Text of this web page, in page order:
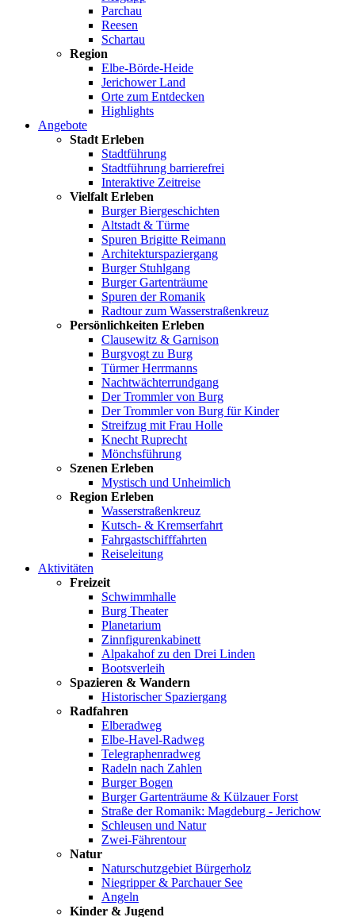
Parchau
Reesen
Schartau
Region
Elbe-Börde-Heide
Jerichower Land
Orte zum Entdecken
Highlights
Angebote
Stadt Erleben
Stadtführung
Stadtführung barrierefrei
Interaktive Zeitreise
Vielfalt Erleben
Burger Biergeschichten
Altstadt & Türme
Spuren Brigitte Reimann
Architekturspaziergang
Burger Stuhlgang
Burger Gartenträume
Spuren der Romanik
Radtour zum Wasserstraßenkreuz
Persönlichkeiten Erleben
Clausewitz & Garnison
Burgvogt zu Burg
Türmer Herrmanns
Nachtwächterrundgang
Der Trommler von Burg
Der Trommler von Burg für Kinder
Streifzug mit Frau Holle
Knecht Ruprecht
Mönchsführung
Szenen Erleben
Mystisch und Unheimlich
Region Erleben
Wasserstraßenkreuz
Kutsch- & Kremserfahrt
Fahrgastschifffahrten
Reiseleitung
Aktivitäten
Freizeit
Schwimmhalle
Burg Theater
Planetarium
Zinnfigurenkabinett
Alpakahof zu den Drei Linden
Bootsverleih
Spazieren & Wandern
Historischer Spaziergang
Radfahren
Elberadweg
Elbe-Havel-Radweg
Telegraphenradweg
Radeln nach Zahlen
Burger Bogen
Burger Gartenträume & Külzauer Forst
Straße der Romanik: Magdeburg - Jerichow
Schleusen und Natur
Zwei-Fährentour
Natur
Naturschutzgebiet Bürgerholz
Niegripper & Parchauer See
Angeln
Kinder & Jugend